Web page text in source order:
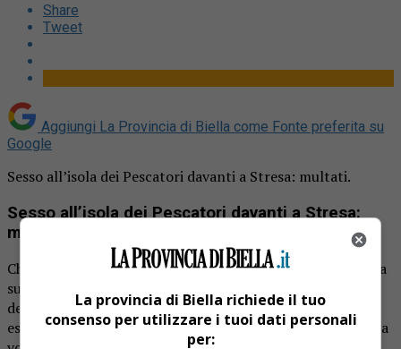
Share
Tweet
Aggiungi La Provincia di Biella come Fonte preferita su
Google
Sesso all’isola dei Pescatori davanti a Stresa: multati.
Sesso all’isola dei Pescatori davanti a Stresa:
multati
Che il Lago Maggiore fosse una meta romantica lo si sa. Ma
sull’isola dei Pescatori, davanti a Stresa, una coppia ha
decisamente esagerato con le effusioni. O meglio: ha
esagerato in un luogo troppo esposto. E la passione questa
La provincia di Biella richiede il tuo
consenso per utilizzare i tuoi dati personali
per: